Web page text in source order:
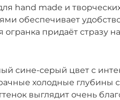
hand made и
обеспечивает
придаёт стразу
сине-серый цвет с
холодные глубины
выглядит очень